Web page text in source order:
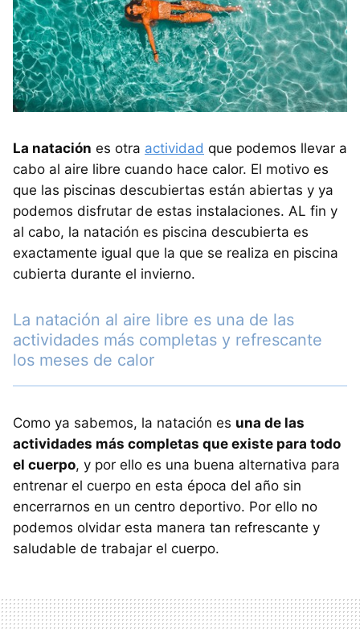
La natación es otra actividad que podemos llevar a
cabo al aire libre cuando hace calor. El motivo es
que las piscinas descubiertas están abiertas y ya
podemos disfrutar de estas instalaciones. AL fin y
al cabo, la natación es piscina descubierta es
exactamente igual que la que se realiza en piscina
cubierta durante el invierno.
La natación al aire libre es una de las
actividades más completas y refrescante
los meses de calor
Como ya sabemos, la natación es una de las
actividades más completas que existe para todo
el cuerpo, y por ello es una buena alternativa para
entrenar el cuerpo en esta época del año sin
encerrarnos en un centro deportivo. Por ello no
podemos olvidar esta manera tan refrescante y
saludable de trabajar el cuerpo.